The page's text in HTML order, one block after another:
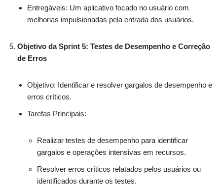
Entregáveis: Um aplicativo focado no usuário com
melhorias impulsionadas pela entrada dos usuários.
Objetivo da Sprint 5: Testes de Desempenho e Correção
de Erros
Objetivo: Identificar e resolver gargalos de desempenho e
erros críticos.
Tarefas Principais:
Realizar testes de desempenho para identificar
gargalos e operações intensivas em recursos.
Resolver erros críticos relatados pelos usuários ou
identificados durante os testes.